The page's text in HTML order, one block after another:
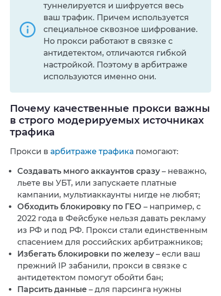
туннелируется и шифруется весь
ваш трафик. Причем используется
специальное сквозное шифрование.
Но прокси работают в связке с
антидетектом, отличаются гибкой
настройкой. Поэтому в арбитраже
используются именно они.
Почему качественные прокси важны
в строго модерируемых источниках
трафика
Прокси в арбитраже трафика помогают:
Создавать много аккаунтов сразу– неважно,
льете вы УБТ, или запускаете платные
кампании, мультиаккаунты нигде не любят;
Обходить блокировку по ГЕО – например, c
2022 года в Фейсбуке нельзя давать рекламу
из РФ и под РФ. Прокси стали единственным
спасением для российских арбитражников;
Избегать блокировки по железу– если ваш
прежний IP забанили, прокси в связке с
антидетектом помогут обойти бан;
Парсить данные – для парсинга нужны